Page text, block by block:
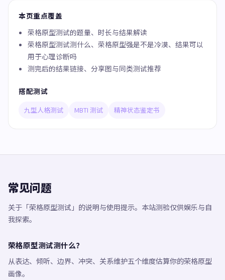
本页重点覆盖
荣格原型测试的题量、时长与结果解读
荣格原型测试测什么、荣格原型强是不是冷漠、结果可以
用于心理诊断吗
测完后的结果链接、分享图与同类测试推荐
搭配测试
九型人格测试 MBTI 测试 精神状态鉴定书
常见问题
关于「荣格原型测试」的说明与使用提示。本站测验仅供娱乐与自
我探索。
荣格原型测试测什么？
从表达、倾听、边界、冲突、关系维护五个维度估算你的荣格原型
画像。